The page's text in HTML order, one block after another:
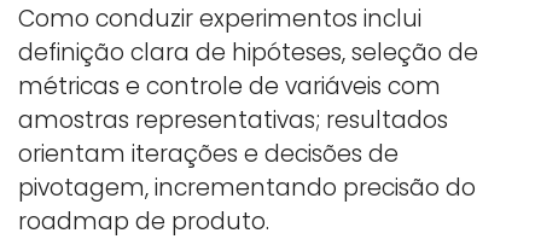
Como conduzir experimentos inclui
definição clara de hipóteses, seleção de
métricas e controle de variáveis com
amostras representativas; resultados
orientam iterações e decisões de
pivotagem, incrementando precisão do
roadmap de produto.